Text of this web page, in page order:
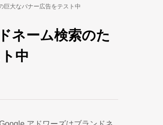
巨大なバナー広告をテスト中
ネーム検索のた
中